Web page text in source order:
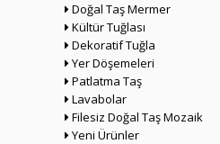
Doğal Taş Mermer
Kültür Tuğlası
Dekoratif Tuğla
Yer Döşemeleri
Patlatma Taş
Lavabolar
Filesiz Doğal Taş Mozaik
Yeni Ürünler